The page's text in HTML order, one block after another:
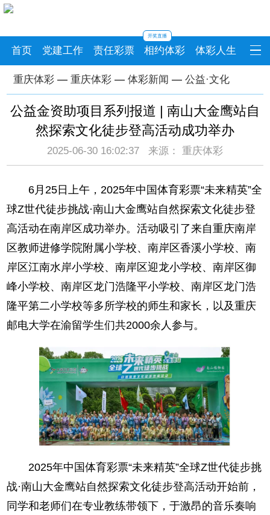
首页 党建工作 责任彩票 相约体彩
开奖直播
体彩人生
重庆体彩— 重庆体彩— 体彩新闻 — 公益·文化
公益金资助项目系列报道 | 南山大金鹰站自
然探索文化徒步登高活动成功举办
2025-06-30 16:02:37 来源： 重庆体彩
6月25日上午，2025年中国体育彩票“未来精英”全
球Z世代徒步挑战·南山大金鹰站自然探索文化徒步登
高活动在南岸区成功举办。活动吸引了来自重庆南岸
区教师进修学院附属小学校、南岸区香溪小学校、南
岸区江南水岸小学校、南岸区迎龙小学校、南岸区御
峰小学校、南岸区龙门浩隆平小学校、南岸区龙门浩
隆平第二小学校等多所学校的师生和家长，以及重庆
邮电大学在渝留学生们共2000余人参与。
2025年中国体育彩票“未来精英”全球Z世代徒步挑
战·南山大金鹰站自然探索文化徒步登高活动开始前，
同学和老师们在专业教练带领下，于激昂的音乐奏响